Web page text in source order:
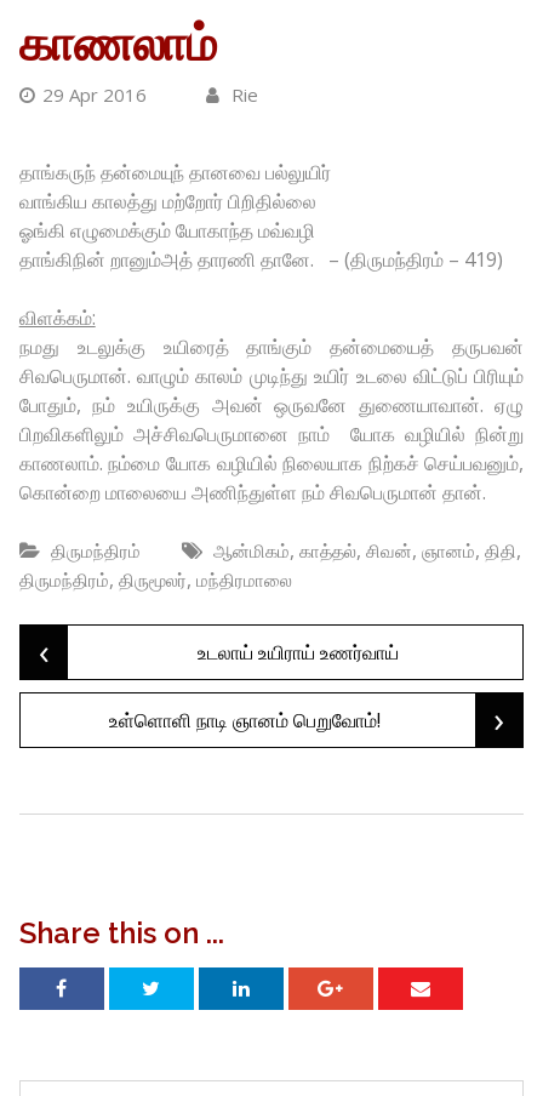
காணலாம்
29 Apr 2016 Rie
தாங்கருந் தன்மையுந் தானவை பல்லுயிர்
வாங்கிய காலத்து மற்றோர் பிறிதில்லை
ஓங்கி எழுமைக்கும் யோகாந்த மவ்வழி
தாங்கிநின் றானும்அத் தாரணி தானே. – (திருமந்திரம் – 419)
விளக்கம்:
நமது உடலுக்கு உயிரைத் தாங்கும் தன்மையைத் தருபவன்
சிவபெருமான். வாழும் காலம் முடிந்து உயிர் உடலை விட்டுப் பிரியும்
போதும், நம் உயிருக்கு அவன் ஒருவனே துணையாவான். ஏழு
பிறவிகளிலும் அச்சிவபெருமானை நாம் யோக வழியில் நின்று
காணலாம். நம்மை யோக வழியில் நிலையாக நிற்கச் செய்பவனும்,
கொன்றை மாலையை அணிந்துள்ள நம் சிவபெருமான் தான்.
திருமந்திரம் ஆன்மிகம், காத்தல், சிவன், ஞானம், திதி,
திருமந்திரம், திருமூலர், மந்திரமாலை
Post
navigation
‹ உடலாய் உயிராய் உணர்வாய்
உள்ளொளி நாடி ஞானம் பெறுவோம்! ›
Share this on ...